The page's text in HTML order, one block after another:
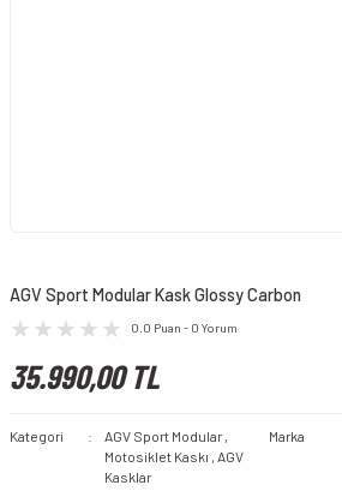
AGV Sport Modular Kask Glossy Carbon
0.0 Puan - 0 Yorum
35.990,00 TL
Kategori AGV Sport Modular ,
Motosiklet Kaskı , AGV
Kasklar
Marka